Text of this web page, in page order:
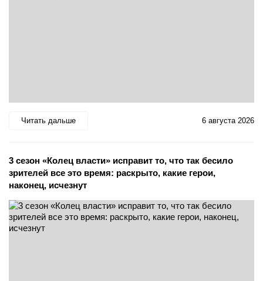
Читать дальше 6 августа 2026
3 сезон «Колец власти» исправит то, что так бесило
зрителей все это время: раскрыто, какие герои,
наконец, исчезнут